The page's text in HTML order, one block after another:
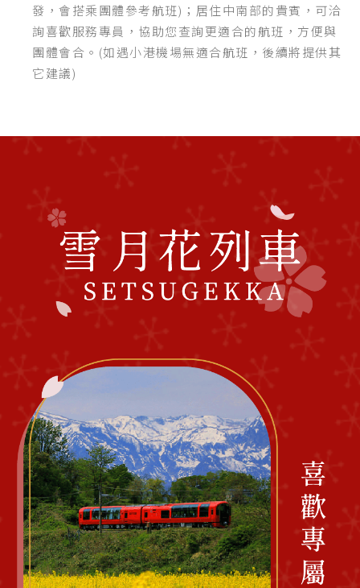
發，會搭乘團體參考航班)；居住中南部的貴賓，可洽
詢喜歡服務專員，協助您查詢更適合的航班，方便與
團體會合。(如遇小港機場無適合航班，後續將提供其
它建議)